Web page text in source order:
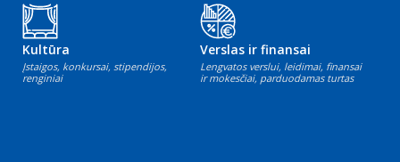
Kultūra
Įstaigos, konkursai, stipendijos,
renginiai
Verslas ir finansai
Lengvatos verslui, leidimai, finansai
ir mokesčiai, parduodamas turtas